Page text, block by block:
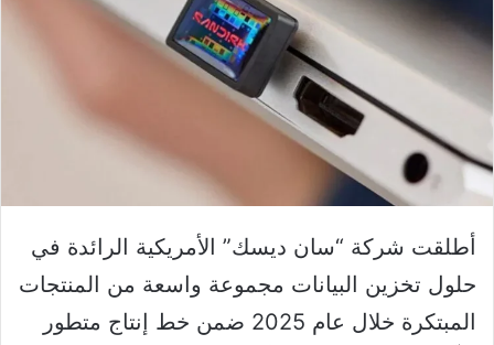
أطلقت شركة “سان ديسك” الأمريكية الرائدة في
حلول تخزين البيانات مجموعة واسعة من المنتجات
المبتكرة خلال عام 2025 ضمن خط إنتاج متطور